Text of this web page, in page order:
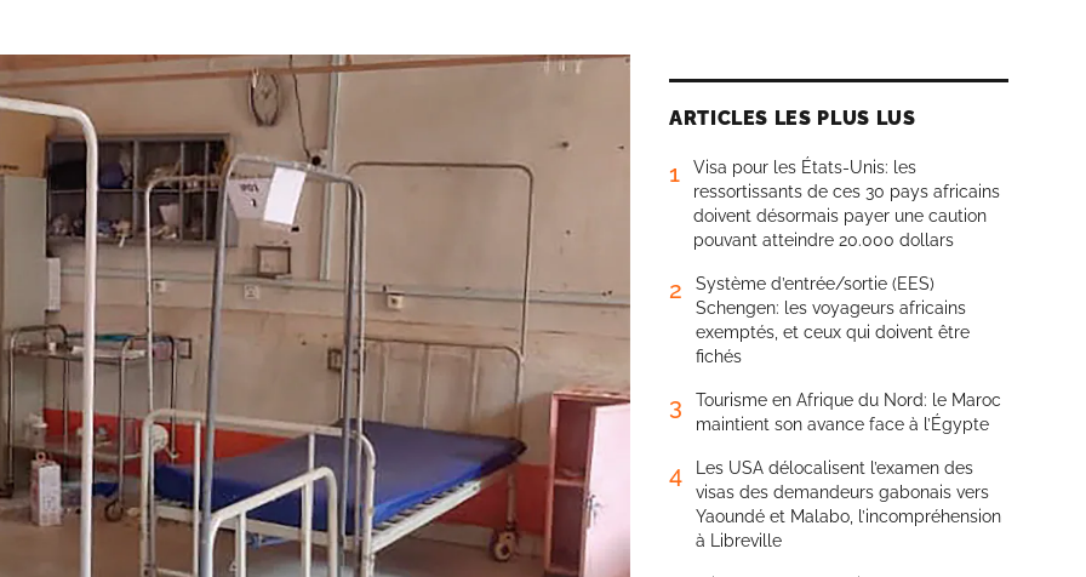
ARTICLES LES PLUS LUS
1
Visa pour les États-Unis: les
ressortissants de ces 30 pays africains
doivent désormais payer une caution
pouvant atteindre 20.000 dollars
2
Système d’entrée/sortie (EES)
Schengen: les voyageurs africains
exemptés, et ceux qui doivent être
fichés
3
Tourisme en Afrique du Nord: le Maroc
maintient son avance face à l’Égypte
4
Les USA délocalisent l’examen des
visas des demandeurs gabonais vers
Yaoundé et Malabo, l’incompréhension
à Libreville